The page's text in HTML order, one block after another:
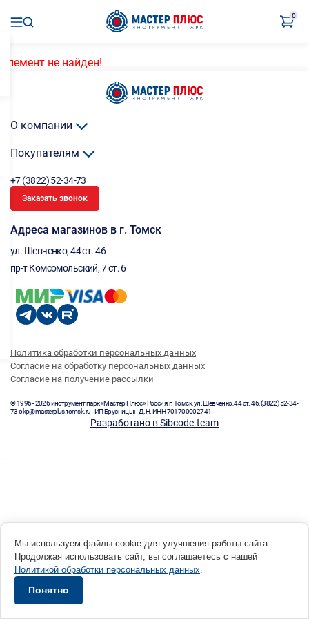
0
Элемент не найден!
О компании
Покупателям
+7 (3822) 52-34-73
Заказать звонок
Адреса магазинов в г. Томск
ул. Шевченко, 44 ст. 46
пр-т Комсомольский, 7 ст. 6
Политика обработки персональных данных
Согласие на обработку персональных данных
Согласие на получение рассылки
© 1996 - 2026 инструмент парк «Мастер Плюс» Россия, г. Томск, ул. Шевченко, 44 ст. 46, (3822) 52-34-
73 okp@masterplus.tomsk.ru ИП Брусницын Д.Н. ИНН 701700002741
Разработано в Sibcode.team
Мы используем файлы cookie для улучшения работы сайта.
Продолжая использовать сайт, вы соглашаетесь с нашей
Политикой обработки персональных данных.
Понятно